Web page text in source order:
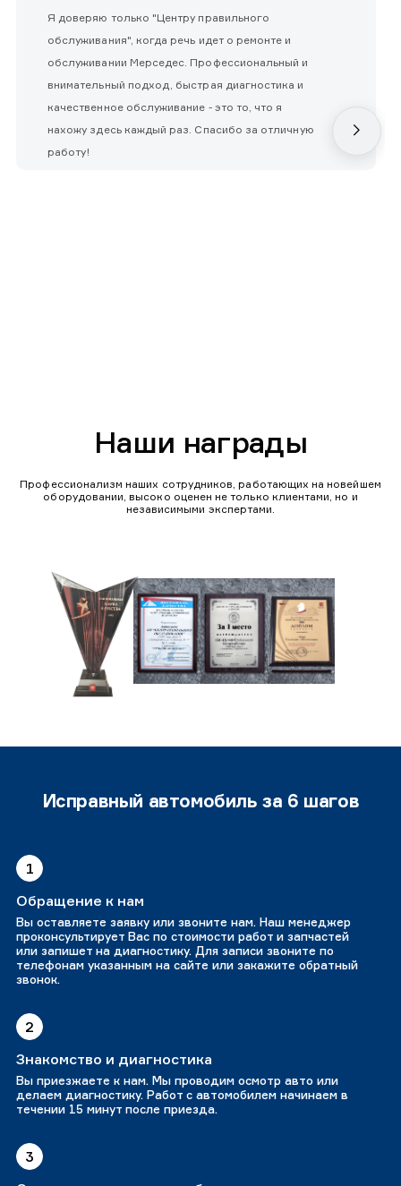
Я доверяю только "Центру правильного
обслуживания", когда речь идет о ремонте и
обслуживании Мерседес. Профессиональный и
внимательный подход, быстрая диагностика и
качественное обслуживание - это то, что я
нахожу здесь каждый раз. Спасибо за отличную
работу!
Наши награды
Профессионализм наших сотрудников, работающих на новейшем
оборудовании, высоко оценен не только клиентами, но и
независимыми экспертами.
Исправный автомобиль за 6 шагов
1
Обращение к нам
Вы оставляете заявку или звоните нам. Наш менеджер
проконсультирует Вас по стоимости работ и запчастей
или запишет на диагностику. Для записи звоните по
телефонам указанным на сайте или закажите обратный
звонок.
2
Знакомство и диагностика
Вы приезжаете к нам. Мы проводим осмотр авто или
делаем диагностику. Работ с автомобилем начинаем в
течении 15 минут после приезда.
3